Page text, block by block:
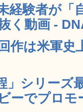
経験者が「
く動画 -
作は米軍史
」シリーズ
ーでプロモ